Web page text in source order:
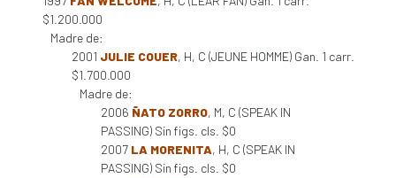
$1.200.000
Madre de:
2001 JULIE COUER, H, C (JEUNE HOMME) Gan. 1 carr.
$1.700.000
Madre de:
2006 ÑATO ZORRO, M, C (SPEAK IN
PASSING) Sin figs. cls. $0
2007 LA MORENITA, H, C (SPEAK IN
PASSING) Sin figs. cls. $0